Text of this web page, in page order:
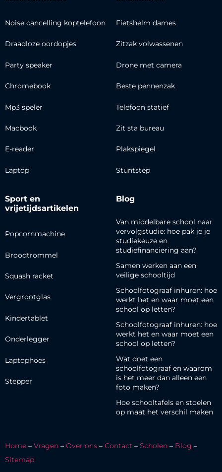
Noise cancelling koptelefoon
Draadloze oordopjes
Party speaker
Chromebook
Mp3 speler
Macbook
E-reader
Laptop
Fietshelm dames
Zitzak volwassenen
Drone met camera
Beste pennenzak
Telefoon statief
Zit sta bureau
Plakspiegel
Stuntstep
Sport en
vrijetijdsartikelen
Popcornmachine
Broodtrommel
Squash racket
Vergrootglas
Kindertablet
Onderlegger
Laptophoes
Stepper
Blog
Van middelbare school naar
vervolgstudie: hoe pak je je
studiekeuze en
studiefinanciering aan?
Samen werken aan een
veilige schooltijd
Schoolfotograaf inhuren: hoe
werkt het en waar moet een
school op letten?
Schoolfotograaf inhuren: hoe
werkt het en waar moet een
school op letten?
Wat doet een
schoolfotograaf en waarom
is het meer dan alleen een
foto maken?
Hoe schooltafels en stoelen
op maat het verschil maken
Home – Vragen – Over ons – Contact – Scholen – Blog –
Sitemap